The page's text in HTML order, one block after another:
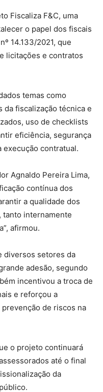
Fiscaliza F&C, uma
o papel dos fiscais
14.133/2021, que
licitações e contratos
temas como
da fiscalização técnica e
uso de checklists
eficiência, segurança
contratual.
Agnaldo Pereira Lima,
contínua dos
a qualidade dos
tanto internamente
afirmou.
diversos setores da
adesão, segundo
incentivou a troca de
e reforçou a
de riscos na
o projeto continuará
até o final
da